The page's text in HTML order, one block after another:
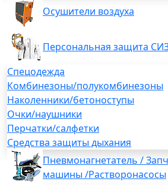
Осушители воздуха
Персональная защита
Спецодежда
Комбинезоны/полукомбинезоны
Наколенники/бетоноступы
Очки/наушники
Перчатки/салфетки
Средства защиты дыхания
Пневмонагнетатель /
машины /Растворонасосы